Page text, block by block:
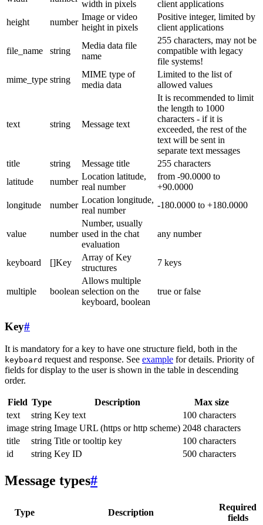
width in pixels
client applications
height
number
Image or video
height in pixels
Positive integer, limited by
client applications
file_name string
Media data file
name
255 characters, may not be
compatible with legacy
file systems!
mime_type string
MIME type of
media data
Limited to the list of
allowed values
text string Message text
It is recommended to limit
the length to 1000
characters - if it is
exceeded, the rest of the
text will be sent in
separate text messages
title
string Message title
255 characters
latitude
number
Location latitude,
real number
from -90.0000 to
+90.0000
longitude
number
Location longitude,
real number
-180.0000 to +180.0000
value number
Number, usually
used in the chat
evaluation
any number
keyboard []Key
Array of Key
structures
7 keys
multiple boolean
Allows multiple
selection on the
keyboard, boolean
true or false
Key#
It is mandatory for a key to have one structure field, both in the
keyboard request and response. See example for details. Priority of
fields for display to the user is shown in the table in descending
order.
Field Type Description
Max size
text
string Key text
100 characters
image string Image URL (https or http scheme) 2048 characters
title
string Title or tooltip key
100 characters
id
string Key ID 500 characters
Message types#
Type Description
Required
fields